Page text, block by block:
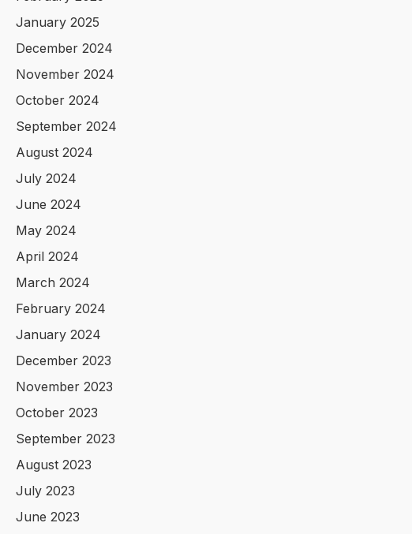
January 2025
December 2024
November 2024
October 2024
September 2024
August 2024
July 2024
June 2024
May 2024
April 2024
March 2024
February 2024
January 2024
December 2023
November 2023
October 2023
September 2023
August 2023
July 2023
June 2023